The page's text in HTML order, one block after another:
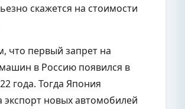
скажется на стоимости
что первый запрет на
в Россию появился в
года. Тогда Япония
экспорт новых автомобилей